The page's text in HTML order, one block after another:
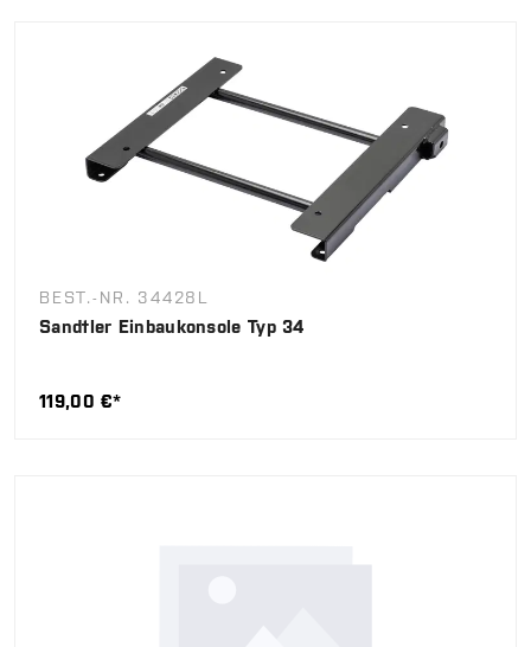
BEST.-NR. 34428L
Sandtler Einbaukonsole Typ 34
119,00 €*